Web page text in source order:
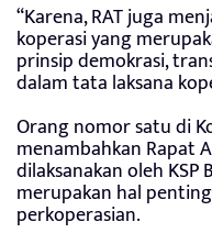
“Karena, RAT juga
koperasi yang
prinsip demokrasi,
dalam tata laksana
Orang nomor satu di
menambahkan Rapat
dilaksanakan oleh
merupakan hal
perkoperasian.